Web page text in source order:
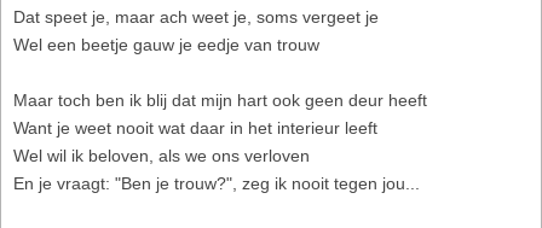
Dat speet je, maar ach weet je, soms vergeet je
Wel een beetje gauw je eedje van trouw
Maar toch ben ik blij dat mijn hart ook geen deur heeft
Want je weet nooit wat daar in het interieur leeft
Wel wil ik beloven, als we ons verloven
En je vraagt: "Ben je trouw?", zeg ik nooit tegen jou...